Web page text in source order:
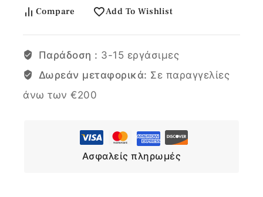
Compare Add To Wishlist
Παράδοση : 3-15 εργάσιμες
Δωρεάν μεταφορικά: Σε παραγγελίες
άνω των €200
Ασφαλείς πληρωμές